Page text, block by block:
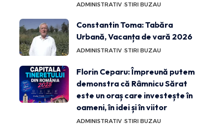
ADMINISTRATIV STIRI BUZAU
Constantin Toma: Tabăra
Urbană, Vacanța de vară 2026
ADMINISTRATIV STIRI BUZAU
Florin Ceparu: Împreună putem
demonstra că Râmnicu Sărat
este un oraș care investește în
oameni, în idei și în viitor
ADMINISTRATIV STIRI BUZAU